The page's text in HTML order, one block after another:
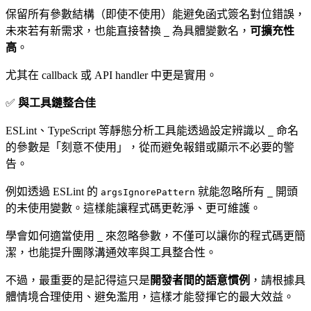
保留所有參數結構（即使不使用）能避免函式簽名對位錯誤，
未來若有新需求，也能直接替換
為具體變數名， 可擴充性
高 。
尤其在 callback 或 API handler 中更是實用。
✅ 與工具鏈整合佳
ESLint、TypeScript 等靜態分析工具能透過設定辨識以
命名
的參數是「刻意不使用」，從而避免報錯或顯示不必要的警
告。
例如透過 ESLint 的 argsIgnorePattern 就能忽略所有
開頭
的未使用變數。這樣能讓程式碼更乾淨、更可維護。
學會如何適當使用
來忽略參數，不僅可以讓你的程式碼更簡
潔，也能提升團隊溝通效率與工具整合性。
不過，最重要的是記得這只是 開發者間的語意慣例 ，請根據具
體情境合理使用、避免濫用，這樣才能發揮它的最大效益。